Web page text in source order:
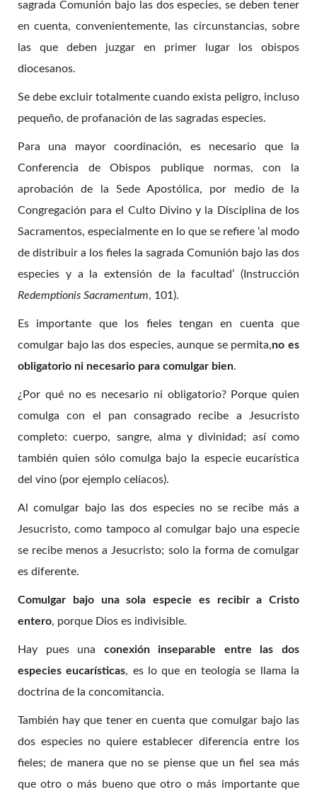
sagrada Comunión bajo las dos especies, se deben tener
en cuenta, convenientemente, las circunstancias, sobre
las que deben juzgar en primer lugar los obispos
diocesanos.
Se debe excluir totalmente cuando exista peligro, incluso
pequeño, de profanación de las sagradas especies.
Para una mayor coordinación, es necesario que la
Conferencia de Obispos publique normas, con la
aprobación de la Sede Apostólica, por medio de la
Congregación para el Culto Divino y la Disciplina de los
Sacramentos, especialmente en lo que se refiere ‘al modo
de distribuir a los fieles la sagrada Comunión bajo las dos
especies y a la extensión de la facultad’ (Instrucción
Redemptionis Sacramentum, 101).
Es importante que los fieles tengan en cuenta que
comulgar bajo las dos especies, aunque se permita,no es
obligatorio ni necesario para comulgar bien.
¿Por qué no es necesario ni obligatorio? Porque quien
comulga con el pan consagrado recibe a Jesucristo
completo: cuerpo, sangre, alma y divinidad; así como
también quien sólo comulga bajo la especie eucarística
del vino (por ejemplo celíacos).
Al comulgar bajo las dos especies no se recibe más a
Jesucristo, como tampoco al comulgar bajo una especie
se recibe menos a Jesucristo; solo la forma de comulgar
es diferente.
Comulgar bajo una sola especie es recibir a Cristo
entero, porque Dios es indivisible.
Hay pues una conexión inseparable entre las dos
especies eucarísticas, es lo que en teología se llama la
doctrina de la concomitancia.
También hay que tener en cuenta que comulgar bajo las
dos especies no quiere establecer diferencia entre los
fieles; de manera que no se piense que un fiel sea más
que otro o más bueno que otro o más importante que